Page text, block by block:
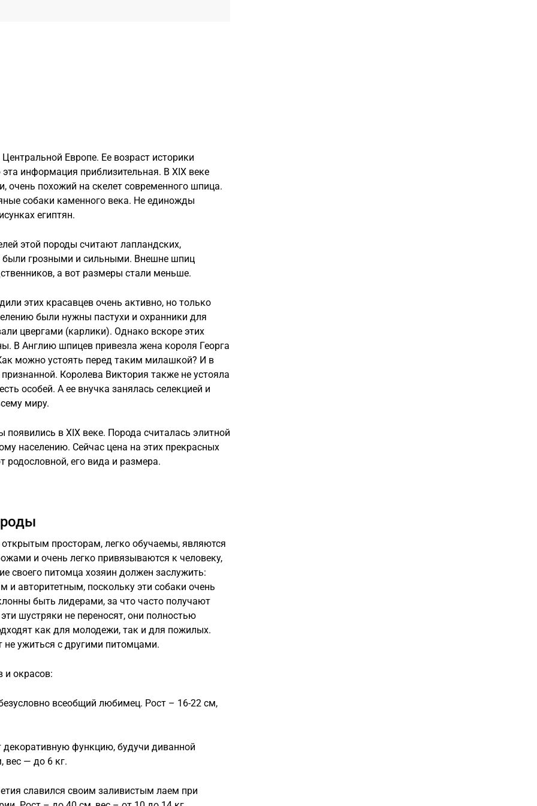
Европе. Ее возраст историки
информация приблизительная. В XIX веке
очень похожий на скелет современного шпица.
собаки каменного века. Не единожды
египтян.
этой породы считают лапландских,
были грозными и сильными. Внешне шпиц
а вот размеры стали меньше.
этих красавцев очень активно, но только
были нужны пастухи и охранники для
цвергами (карлики). Однако вскоре этих
В Англию шпицев привезла жена короля Георга
можно устоять перед таким милашкой? И в
Королева Виктория также не устояла
особей. А ее внучка занялась селекцией и
миру.
в XIX веке. Порода считалась элитной
населению. Сейчас цена на этих прекрасных
родословной, его вида и размера.
просторам, легко обучаемы, являются
и очень легко привязываются к человеку,
своего питомца хозяин должен заслужить:
авторитетным, поскольку эти собаки очень
быть лидерами, за что часто получают
шустряки не переносят, они полностью
как для молодежи, так и для пожилых.
ужиться с другими питомцами.
окрасов:
всеобщий любимец. Рост – 16-22 см,
функцию, будучи диванной
вес — до 6 кг.
славился своим заливистым лаем при